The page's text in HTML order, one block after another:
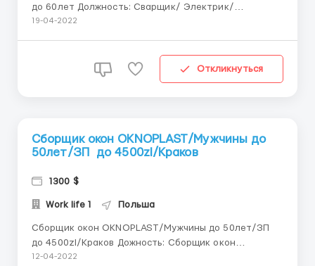
до 60лет Должность: Сварщик/ Электрик/
Сантехник Заработная плата: -От 18.80 до 22.00
не менее 5 мес (в Украине или Польш...
19-04-2022
Откликнуться
Сборщик окон OKNOPLAST/Мужчины до
50лет/ЗП до 4500zl/Краков
1300 $
Work life 1 Польша
Сборщик окон OKNOPLAST/Мужчины до 50лет/ЗП
до 4500zl/Краков Дожность: Сборщик окон
Обязанности: Сборка ,монтаж Заработная плата:
12-04-2022